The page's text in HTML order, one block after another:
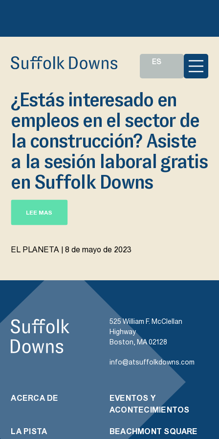
ES
¿Estás interesado en
empleos en el sector de
la construcción? Asiste
a la sesión laboral gratis
en Suffolk Downs
LEE MAS
EL PLANETA | 8 de mayo de 2023
525 William F. McClellan
Highway
Boston, MA 02128
info@atsuffolkdowns.com
ACERCA DE
EVENTOS Y
ACONTECIMIENTOS
LA PISTA BEACHMONT SQUARE